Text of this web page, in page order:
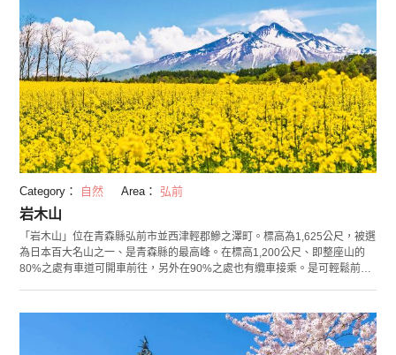
Category： 自然 Area： 弘前
岩木山
「岩木山」位在青森縣弘前市並西津輕郡鰺之澤町。標高為1,625公尺，被選
為日本百大名山之一、是青森縣的最高峰。在標高1,200公尺、即整座山的
80%之處有車道可開車前往，另外在90%之處也有纜車接乘。是可輕鬆前往
尺之處有雜木林和芒草園，還有蘋果園的景色可觀賞；而在標高1,000公尺之
處開始則有岩木山特有的日本樺木等等，沿途有種類繁多的植物可供觀察也
為岩木山的特微之一哦！在山頂則有祀奉以農、海產的神明為主的神社－岩